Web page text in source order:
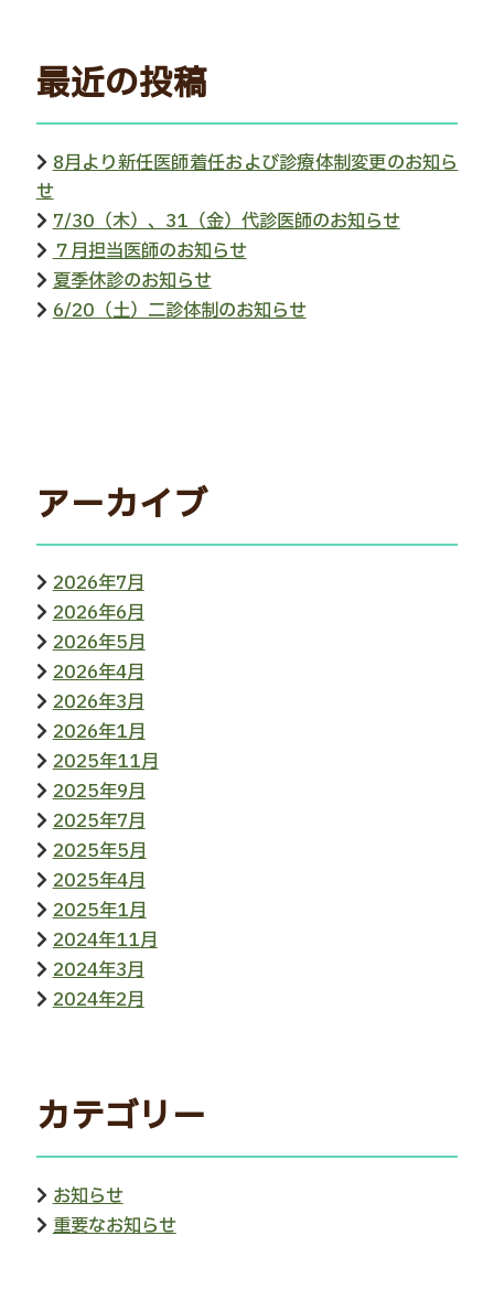
最近の投稿
8月より新任医師着任および診療体制変更のお知ら
せ
7/30（木）、31（金）代診医師のお知らせ
７月担当医師のお知らせ
夏季休診のお知らせ
6/20（土）二診体制のお知らせ
アーカイブ
2026年7月
2026年6月
2026年5月
2026年4月
2026年3月
2026年1月
2025年11月
2025年9月
2025年7月
2025年5月
2025年4月
2025年1月
2024年11月
2024年3月
2024年2月
カテゴリー
お知らせ
重要なお知らせ